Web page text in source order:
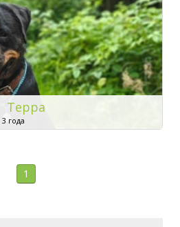
Терра
3 года
1